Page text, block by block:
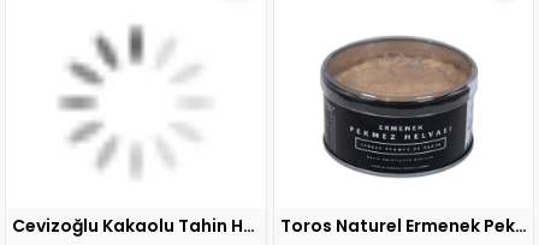
Cevizoğlu Kakaolu Tahin Helvası 400 gr 1 ADET
Toros Naturel Ermenek Pekmez Helvası Metal 320 gr 1 ADET